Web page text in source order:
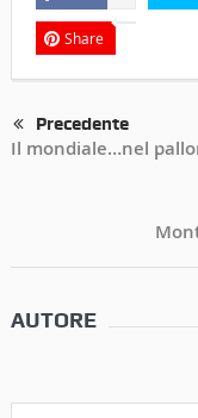
Share
Precedente
Il mondiale…nel
AUTORE